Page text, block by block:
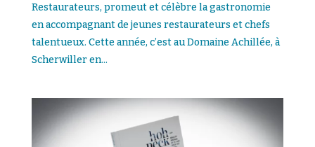
Restaurateurs, promeut et célèbre la gastronomie
en accompagnant de jeunes restaurateurs et chefs
talentueux. Cette année, c’est au Domaine Achillée, à
Scherwiller en...